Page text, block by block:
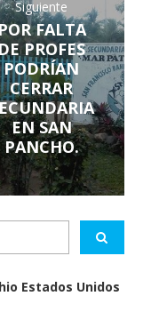
Siguiente
FALTA
PROFES
PODRÍAN
CERRAR
EN SAN
PANCHO.
Estados Unidos